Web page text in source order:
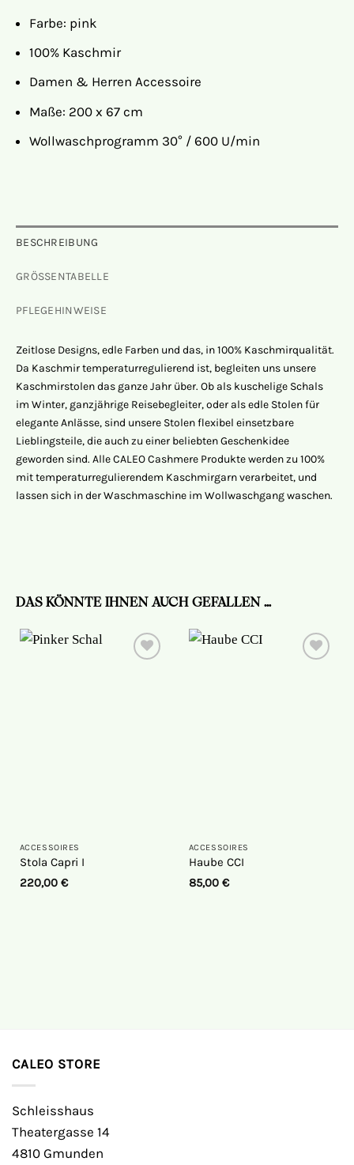
Farbe: pink
100% Kaschmir
Damen & Herren Accessoire
Maße: 200 x 67 cm
Wollwaschprogramm 30° / 600 U/min
BESCHREIBUNG
GRÖSSENTABELLE
PFLEGEHINWEISE
Zeitlose Designs, edle Farben und das, in 100% Kaschmirqualität.
Da Kaschmir temperaturregulierend ist, begleiten uns unsere
Kaschmirstolen das ganze Jahr über. Ob als kuschelige Schals
im Winter, ganzjährige Reisebegleiter, oder als edle Stolen für
elegante Anlässe, sind unsere Stolen flexibel einsetzbare
Lieblingsteile, die auch zu einer beliebten Geschenkidee
geworden sind. Alle CALEO Cashmere Produkte werden zu 100%
mit temperaturregulierendem Kaschmirgarn verarbeitet, und
lassen sich in der Waschmaschine im Wollwaschgang waschen.
DAS KÖNNTE IHNEN AUCH GEFALLEN …
ACCESSOIRES
Stola Capri I
220,00 €
ACCESSOIRES
Haube CCI
85,00 €
CALEO STORE
Schleisshaus
Theatergasse 14
4810 Gmunden